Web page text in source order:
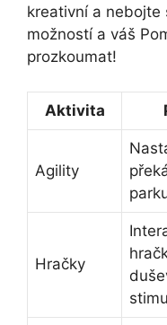
kreativní a nebojte
možností a váš
prozkoumat!
Aktivita
Agility
Hračky